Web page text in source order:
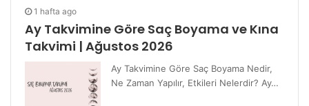
1 hafta ago
Ay Takvimine Göre Saç Boyama ve Kına
Takvimi | Ağustos 2026
Ay Takvimine Göre Saç Boyama Nedir,
Ne Zaman Yapılır, Etkileri Nelerdir? Ay…